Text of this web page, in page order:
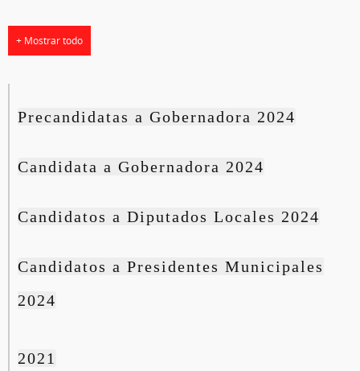
+ Mostrar todo
Precandidatas a Gobernadora 2024
Candidata a Gobernadora 2024
Candidatos a Diputados Locales 2024
Candidatos a Presidentes Municipales
2024
2021